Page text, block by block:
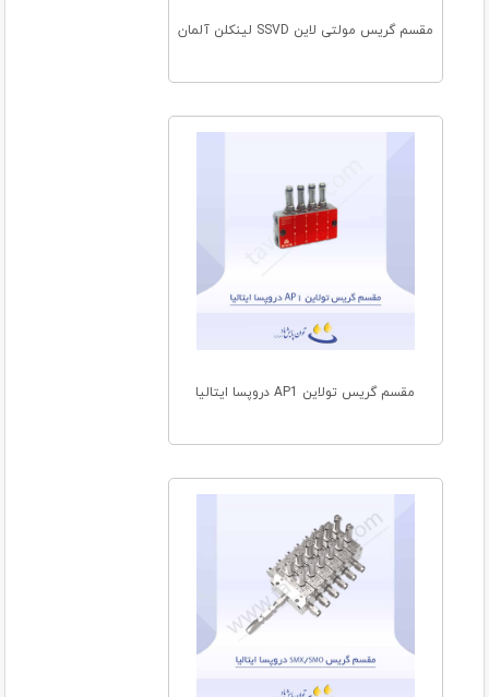
مقسم گریس مولتی لاین SSVD لینکلن آلمان
مقسم گریس تولاین AP1 دروپسا ایتالیا